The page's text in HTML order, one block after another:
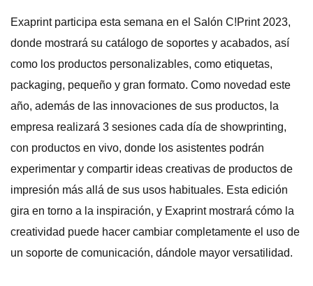
Exaprint participa esta semana en el Salón C!Print 2023,
donde mostrará su catálogo de soportes y acabados, así
como los productos personalizables, como etiquetas,
packaging, pequeño y gran formato. Como novedad este
año, además de las innovaciones de sus productos, la
empresa realizará 3 sesiones cada día de showprinting,
con productos en vivo, donde los asistentes podrán
experimentar y compartir ideas creativas de productos de
impresión más allá de sus usos habituales. Esta edición
gira en torno a la inspiración, y Exaprint mostrará cómo la
creatividad puede hacer cambiar completamente el uso de
un soporte de comunicación, dándole mayor versatilidad.